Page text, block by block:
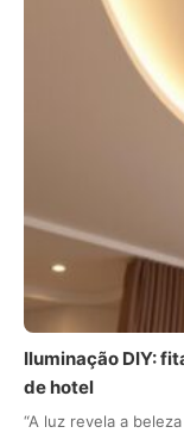
Iluminação DIY:
de hotel
“A luz revela a